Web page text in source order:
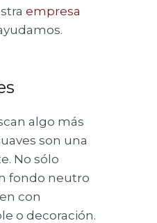
empresa
algo más
son una
No sólo
fondo neutro
con
o decoración.